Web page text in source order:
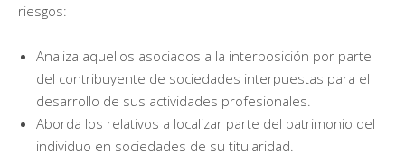
riesgos:
Analiza aquellos asociados a la interposición por parte
del contribuyente de sociedades interpuestas para el
desarrollo de sus actividades profesionales.
Aborda los relativos a localizar parte del patrimonio del
individuo en sociedades de su titularidad.